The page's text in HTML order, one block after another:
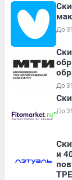
До
До
До
и